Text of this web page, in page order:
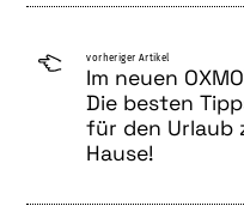
vorheriger Artikel
Im neuen
Die besten
für den Urlaub
Hause!